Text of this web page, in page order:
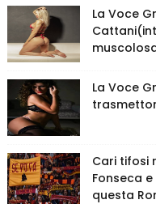
La Voce
La Voce
Cari tifosi
Fonseca
questa